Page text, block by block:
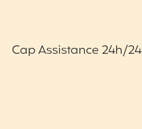
Cap Assistance 24h/24